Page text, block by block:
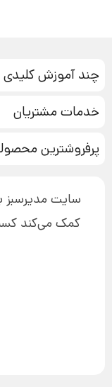
چند آموزش کلیدی
بازاریابی عصبی
تبلیغ نویسی
افزایش عملکرد
چگونه کتاب
دوره اینستاگرام
خدمات مشتریان
آموزش دسترسی به
پیگیری سفارش
پشتیبانی
قوانین و مقررات
پرفروشترین
کمک می‌کند